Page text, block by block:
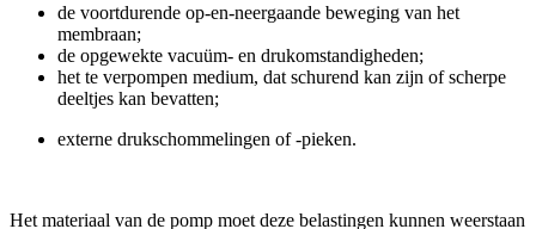
de voortdurende op-en-neergaande beweging van het
membraan;
de opgewekte vacuüm- en drukomstandigheden;
het te verpompen medium, dat schurend kan zijn of scherpe
deeltjes kan bevatten;
externe drukschommelingen of -pieken.
Het materiaal van de pomp moet deze belastingen kunnen weerstaan